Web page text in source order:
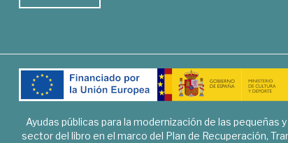
Ayudas públicas para la modernización de las pequeñas
sector del libro en el marco del Plan de Recuperación,